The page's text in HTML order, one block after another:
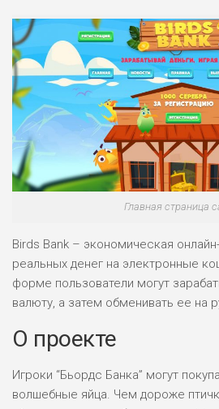
Главная страница
Birds Bank – экономическая
реальных денег на электронные
форме пользователи могут
валюту, а затем обменивать ее на
О проекте
Игроки “Бьордс Банка” могут
волшебные яйца. Чем дороже